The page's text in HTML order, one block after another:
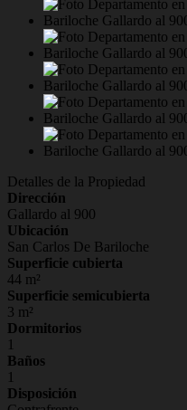
Detalles de la Propiedad
Dirección
Gallardo al 900
Ubicación
San Carlos De Bariloche
Superficie cubierta
44 m²
Superficie semicubierta
3 m²
Dormitorios
1
Baños
1
Disposición